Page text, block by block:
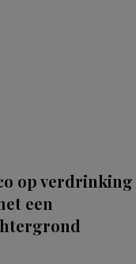
op verdrinking
een